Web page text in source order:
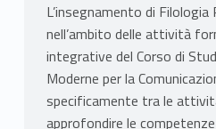
L’insegnamento di
nell’ambito delle attività
integrative del Corso di
Moderne per la
specificamente tra le
approfondire le